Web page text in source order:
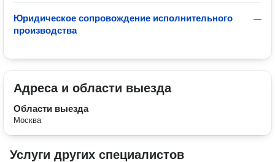
—
Юридическое сопровождение исполнительного
производства
Адреса и области выезда
Области выезда
Москва
Услуги других специалистов